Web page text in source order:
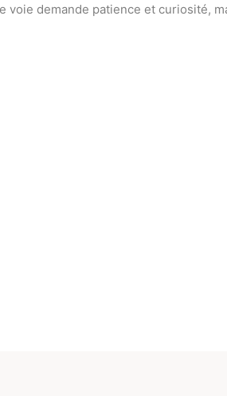
voie demande patience et curiosité,